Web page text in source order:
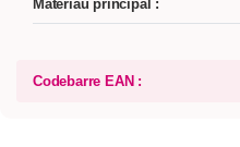
Matériau principal :
Codebarre EAN :